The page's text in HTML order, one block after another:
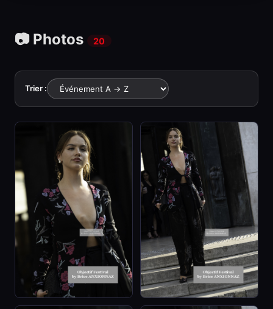
📷 Photos 20
Trier :